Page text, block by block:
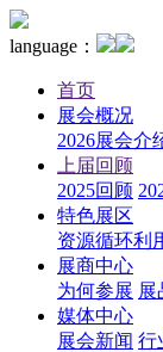
language：
首页
展会概况
2026展会介
上届回顾
2025回顾
特色展区
资源循环利
展商中心
为何参展 展
媒体中心
展会新闻 行